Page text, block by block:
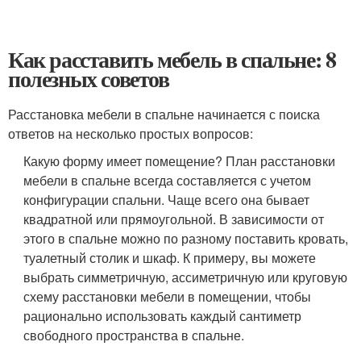
Как расставить мебель в спальне: 8
полезных советов
Расстановка мебели в спальне начинается с поиска
ответов на несколько простых вопросов:
Какую форму имеет помещение? План расстановки
мебели в спальне всегда составляется с учетом
конфигурации спальни. Чаще всего она бывает
квадратной или прямоугольной. В зависимости от
этого в спальне можно по разному поставить кровать,
туалетный столик и шкаф. К примеру, вы можете
выбрать симметричную, ассиметричную или круговую
схему расстановки мебели в помещении, чтобы
рационально использовать каждый сантиметр
свободного пространства в спальне.